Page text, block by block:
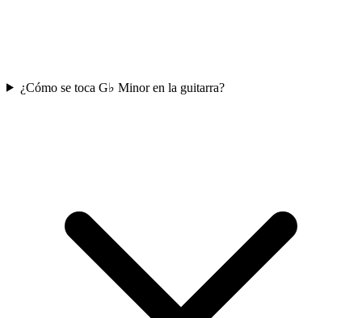
¿Cómo se toca G♭ Minor en la guitarra?